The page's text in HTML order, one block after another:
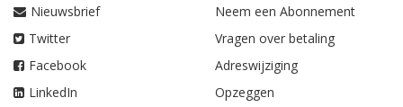
Nieuwsbrief
Twitter
Facebook
LinkedIn
Neem een Abonnement
Vragen over betaling
Adreswijziging
Opzeggen